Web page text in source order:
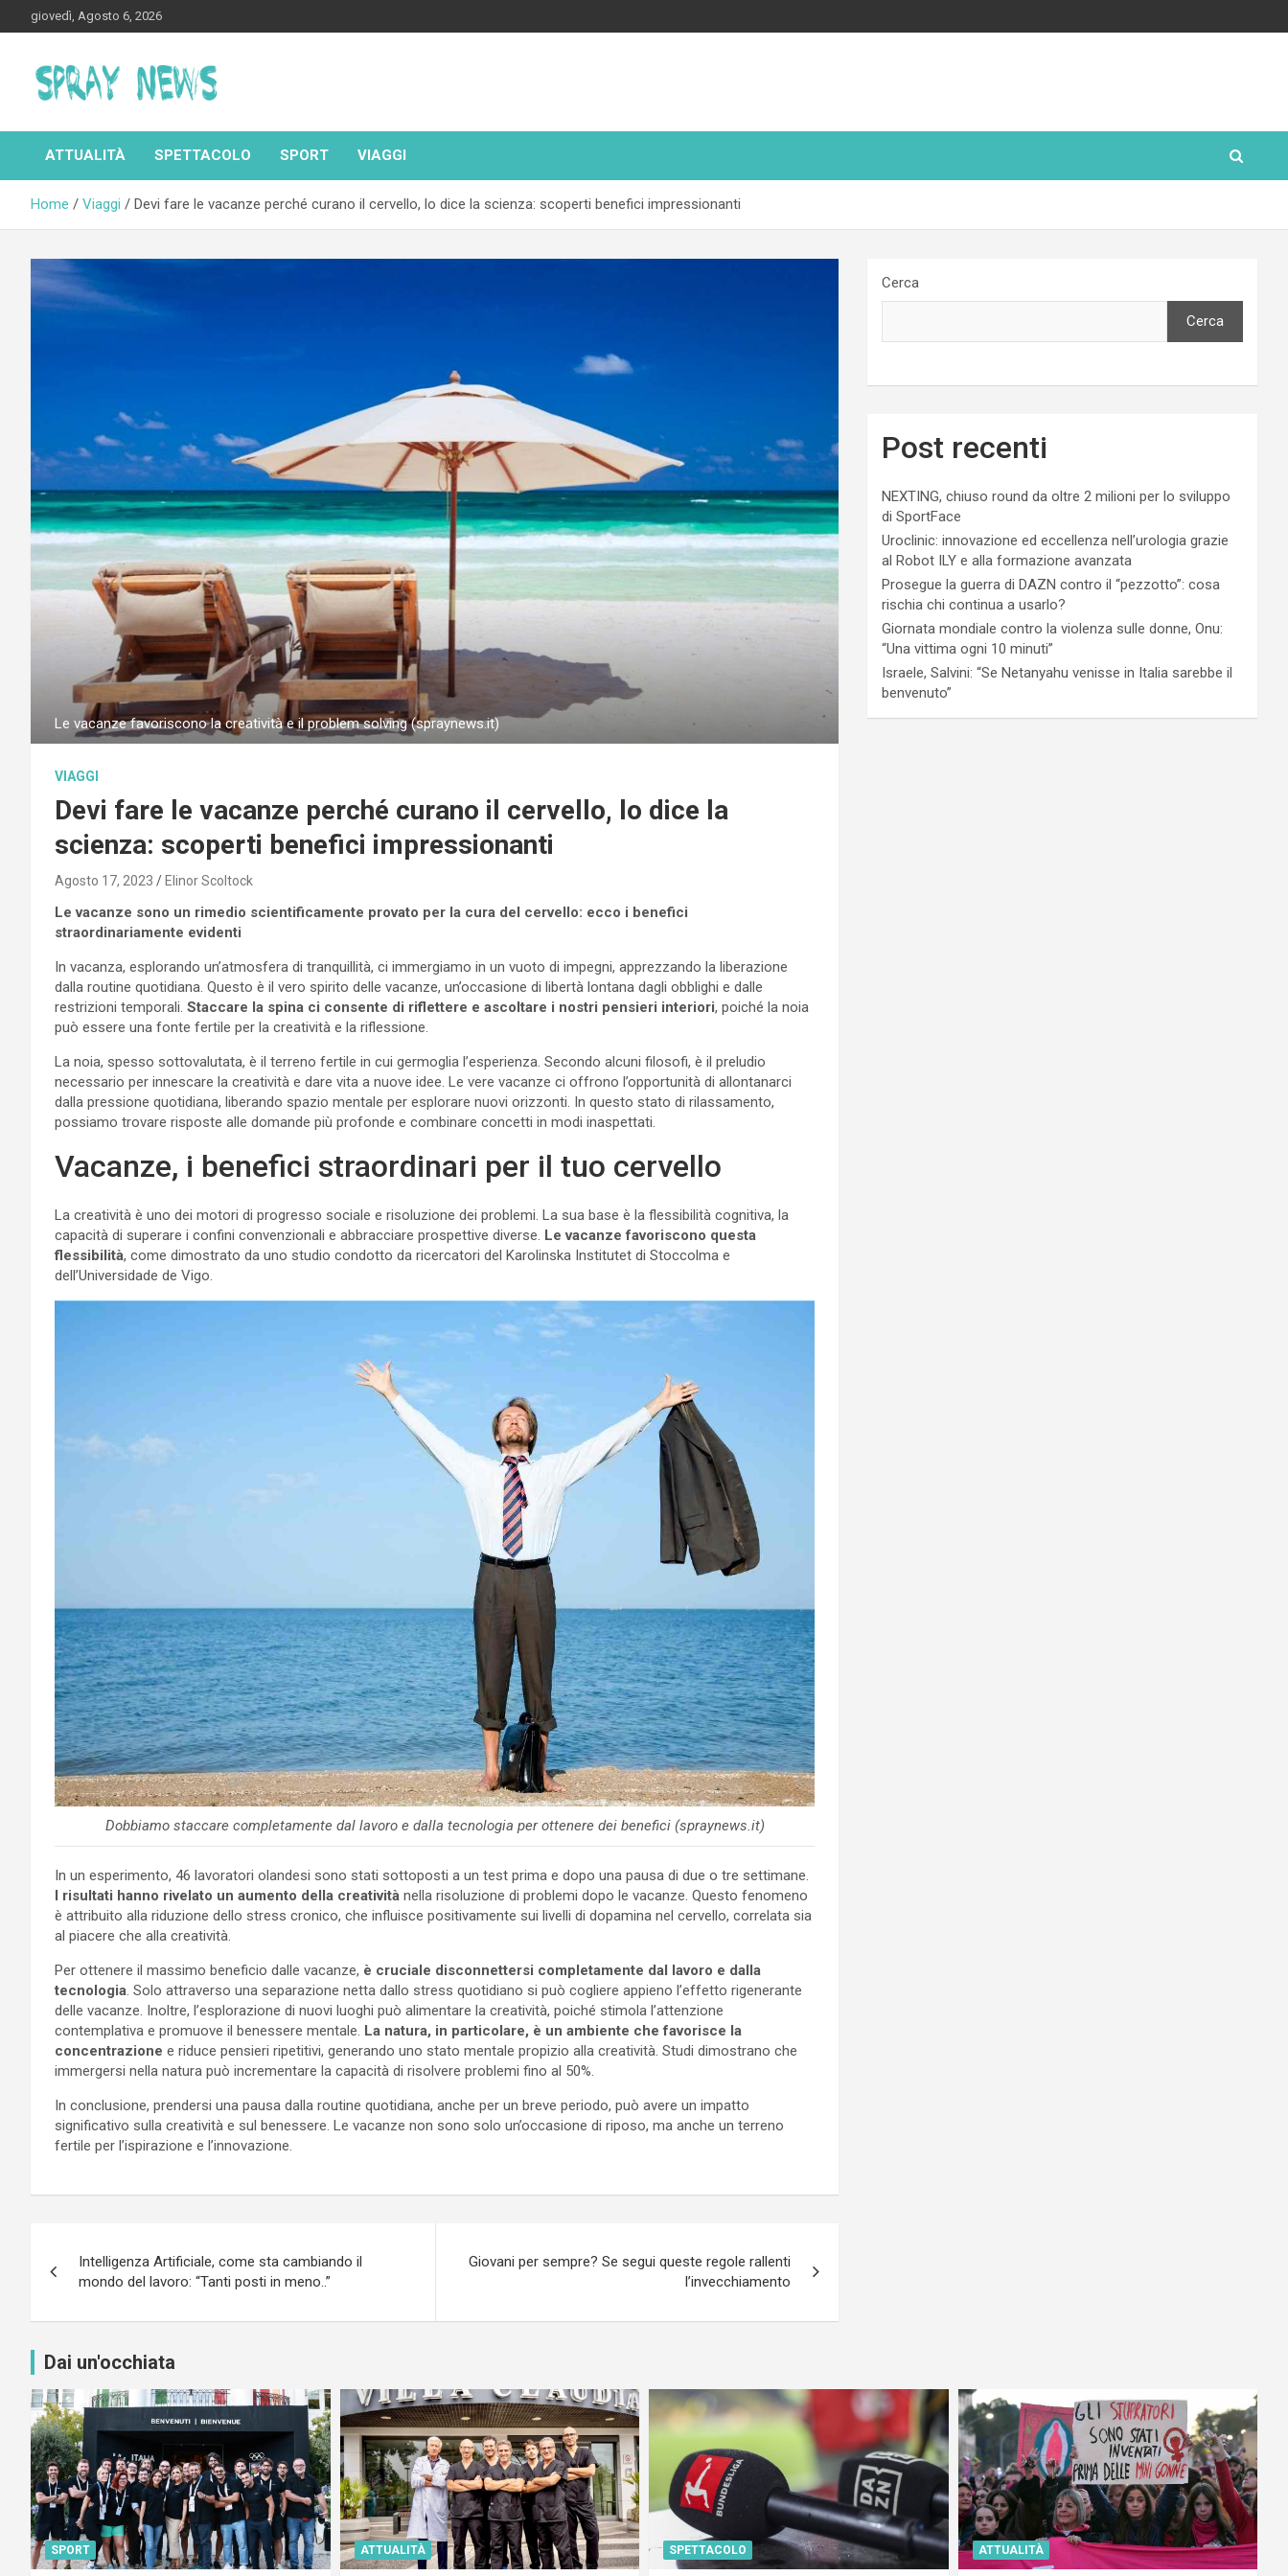
to
giovedì, Agosto 6, 2026
Spraynews.it
ATTUALITÀ SPETTACOLO SPORT VIAGGI
Home Viaggi Devi fare le vacanze perché curano il cervello, lo dice la scienza: scoperti benefici impressionanti
Le vacanze favoriscono la creatività e il problem solving (spraynews.it)
VIAGGI
Devi fare le vacanze perché curano il cervello, lo dice la
scienza: scoperti benefici impressionanti
Agosto 17, 2023 Elinor Scoltock
Le vacanze sono un rimedio scientificamente provato per la cura del cervello: ecco i benefici
straordinariamente evidenti
In vacanza, esplorando un’atmosfera di tranquillità, ci immergiamo in un vuoto di impegni, apprezzando la liberazione
dalla routine quotidiana. Questo è il vero spirito delle vacanze, un’occasione di libertà lontana dagli obblighi e dalle
restrizioni temporali. Staccare la spina ci consente di riflettere e ascoltare i nostri pensieri interiori, poiché la noia
può essere una fonte fertile per la creatività e la riflessione.
La noia, spesso sottovalutata, è il terreno fertile in cui germoglia l’esperienza. Secondo alcuni filosofi, è il preludio
necessario per innescare la creatività e dare vita a nuove idee. Le vere vacanze ci offrono l’opportunità di allontanarci
dalla pressione quotidiana, liberando spazio mentale per esplorare nuovi orizzonti. In questo stato di rilassamento,
possiamo trovare risposte alle domande più profonde e combinare concetti in modi inaspettati.
Vacanze, i benefici straordinari per il tuo cervello
La creatività è uno dei motori di progresso sociale e risoluzione dei problemi. La sua base è la flessibilità cognitiva, la
capacità di superare i confini convenzionali e abbracciare prospettive diverse. Le vacanze favoriscono questa
flessibilità, come dimostrato da uno studio condotto da ricercatori del Karolinska Institutet di Stoccolma e
dell’Universidade de Vigo.
Dobbiamo staccare completamente dal lavoro e dalla tecnologia per ottenere dei benefici (spraynews.it)
In un esperimento, 46 lavoratori olandesi sono stati sottoposti a un test prima e dopo una pausa di due o tre settimane.
I risultati hanno rivelato un aumento della creatività nella risoluzione di problemi dopo le vacanze. Questo fenomeno
è attribuito alla riduzione dello stress cronico, che influisce positivamente sui livelli di dopamina nel cervello, correlata sia
al piacere che alla creatività.
Per ottenere il massimo beneficio dalle vacanze, è cruciale disconnettersi completamente dal lavoro e dalla
tecnologia. Solo attraverso una separazione netta dallo stress quotidiano si può cogliere appieno l’effetto rigenerante
delle vacanze. Inoltre, l’esplorazione di nuovi luoghi può alimentare la creatività, poiché stimola l’attenzione
contemplativa e promuove il benessere mentale. La natura, in particolare, è un ambiente che favorisce la
concentrazione e riduce pensieri ripetitivi, generando uno stato mentale propizio alla creatività. Studi dimostrano che
immergersi nella natura può incrementare la capacità di risolvere problemi fino al 50%.
In conclusione, prendersi una pausa dalla routine quotidiana, anche per un breve periodo, può avere un impatto
significativo sulla creatività e sul benessere. Le vacanze non sono solo un’occasione di riposo, ma anche un terreno
fertile per l’ispirazione e l’innovazione.
articoli
Intelligenza Artificiale, come sta cambiando il
mondo del lavoro: “Tanti posti in meno..”
Giovani per sempre? Se segui queste regole rallenti
l’invecchiamento
Cerca
Cerca
Post recenti
NEXTING, chiuso round da oltre 2 milioni per lo sviluppo
di SportFace
Uroclinic: innovazione ed eccellenza nell’urologia grazie
al Robot ILY e alla formazione avanzata
Prosegue la guerra di DAZN contro il “pezzotto”: cosa
rischia chi continua a usarlo?
Giornata mondiale contro la violenza sulle donne, Onu:
“Una vittima ogni 10 minuti”
Israele, Salvini: “Se Netanyahu venisse in Italia sarebbe il
benvenuto”
Dai un'occhiata
SPORT ATTUALITÀ SPETTACOLO ATTUALITÀ